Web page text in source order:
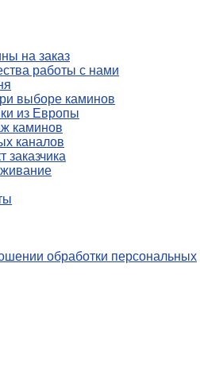
на заказ
работы с нами
выборе каминов
из Европы
каминов
каналов
заказчика
обработки персональных